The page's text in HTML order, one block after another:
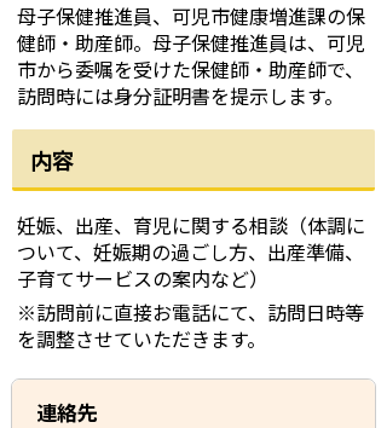
母子保健推進員、可児市健康増進課の保
健師・助産師。母子保健推進員は、可児
市から委嘱を受けた保健師・助産師で、
訪問時には身分証明書を提示します。
内容
妊娠、出産、育児に関する相談（体調に
ついて、妊娠期の過ごし方、出産準備、
子育てサービスの案内など）
※訪問前に直接お電話にて、訪問日時等
を調整させていただきます。
連絡先